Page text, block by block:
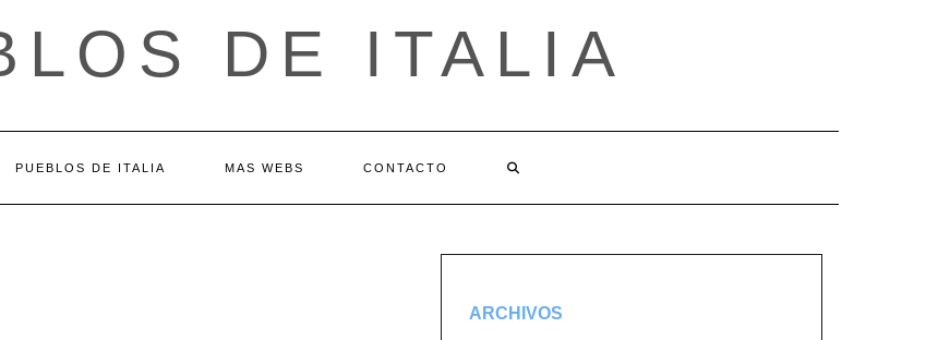
DE ITALIA
PUEBLOS DE ITALIA MAS WEBS CONTACTO
ARCHIVOS